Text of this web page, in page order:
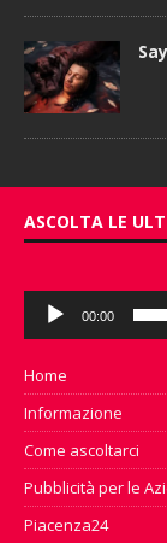
ASCOLTA LE
Audio
Player
00:00
Home
Informazione
Come ascoltarci
Pubblicità per le
Piacenza24